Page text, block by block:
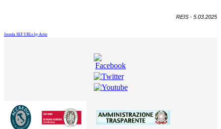
REIS - 5.03.2025
Joomla SEF URLs by Artio